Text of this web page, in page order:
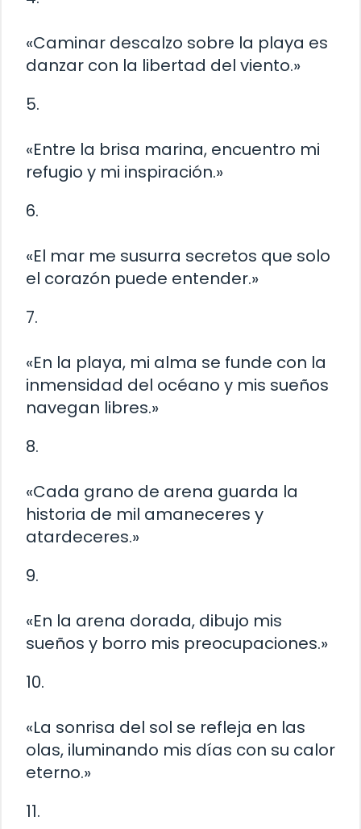
«Caminar descalzo sobre la playa es
danzar con la libertad del viento.»
5.
«Entre la brisa marina, encuentro mi
refugio y mi inspiración.»
6.
«El mar me susurra secretos que solo
el corazón puede entender.»
7.
«En la playa, mi alma se funde con la
inmensidad del océano y mis sueños
navegan libres.»
8.
«Cada grano de arena guarda la
historia de mil amaneceres y
atardeceres.»
9.
«En la arena dorada, dibujo mis
sueños y borro mis preocupaciones.»
10.
«La sonrisa del sol se refleja en las
olas, iluminando mis días con su calor
eterno.»
11.